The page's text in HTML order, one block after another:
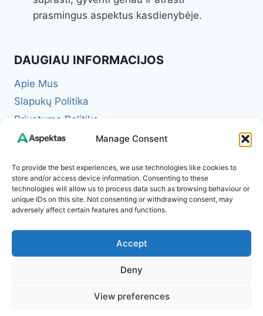
Manage Consent
To provide the best experiences, we use technologies like cookies to
store and/or access device information. Consenting to these
technologies will allow us to process data such as browsing behaviour or
unique IDs on this site. Not consenting or withdrawing consent, may
adversely affect certain features and functions.
Accept
Deny
View preferences
prasmingus aspektus kasdienybėje.
DAUGIAU INFORMACIJOS
Apie Mus
Slapukų Politika
Privatumo Politika
Redakcinė politika + Klaidų taisymo politika
Atsakomybės apribojimas (Disclaimer)
Naudojimosi taisyklės (Terms of Service)
Kontaktai
internete